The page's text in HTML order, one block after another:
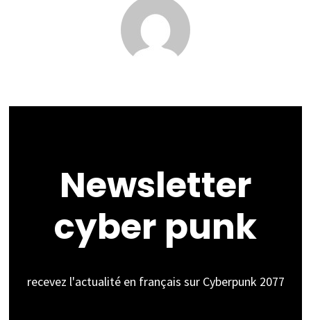
Newsletter
cyber punk
recevez l'actualité en français sur Cyberpunk 2077